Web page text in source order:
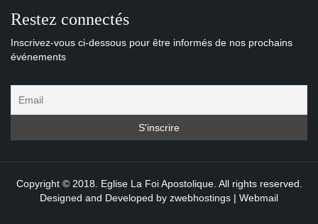
Restez connectés
Inscrivez-vous ci-dessous pour être informés de nos prochains
événements
Copyright © 2018. Eglise La Foi Apostolique. All rights reserved.
Designed and Developed by zwebhostings | Webmail